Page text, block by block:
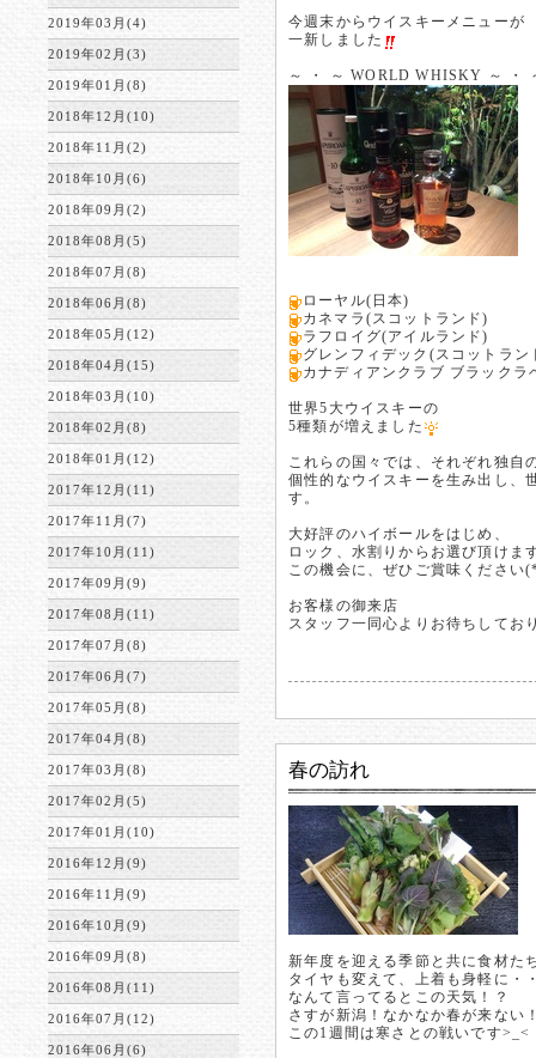
2019年03月(4)
2019年02月(3)
2019年01月(8)
2018年12月(10)
2018年11月(2)
2018年10月(6)
2018年09月(2)
2018年08月(5)
2018年07月(8)
2018年06月(8)
2018年05月(12)
2018年04月(15)
2018年03月(10)
2018年02月(8)
2018年01月(12)
2017年12月(11)
2017年11月(7)
2017年10月(11)
2017年09月(9)
2017年08月(11)
2017年07月(8)
2017年06月(7)
2017年05月(8)
2017年04月(8)
2017年03月(8)
2017年02月(5)
2017年01月(10)
2016年12月(9)
2016年11月(9)
2016年10月(9)
2016年09月(8)
2016年08月(11)
2016年07月(12)
2016年06月(6)
今週末からウイスキーメニューが
一新しました
～ ・ ～ WORLD WHISKY ～ ・
ローヤル(日本)
カネマラ(スコットランド)
ラフロイグ(アイルランド)
グレンフィデック(スコットラン
カナディアンクラブ ブラックラ
世界5大ウイスキーの
5種類が増えました
これらの国々では、それぞれ独自
個性的なウイスキーを生み出し、
す。
大好評のハイボールをはじめ、
ロック、水割りからお選び頂けま
この機会に、ぜひご賞味くださ
お客様の御来店
スタッフ一同心よりお待ちしてお
春の訪れ
新年度を迎える季節と共に食材た
タイヤも変えて、上着も身軽に・
なんて言ってるとこの天気！？
さすが新潟！なかなか春が来ない
この1週間は寒さとの戦いです>_<